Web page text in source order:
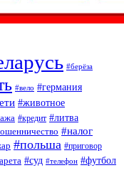
#берёза
#вело #германия
#животное
#кредит #литва
#налог
#польша #приговор
#суд #телефон #футбол